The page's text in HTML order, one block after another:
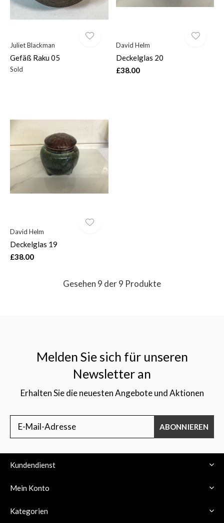
Juliet Blackman
Gefäß Raku 05
Sold
David Helm
Deckelglas 20
£38.00
David Helm
Deckelglas 19
£38.00
Gesehen 9 der 9 Produkte
Melden Sie sich für unseren
Newsletter an
Erhalten Sie die neuesten Angebote und Aktionen
ABONNIEREN
Kundendienst
Mein Konto
Kategorien